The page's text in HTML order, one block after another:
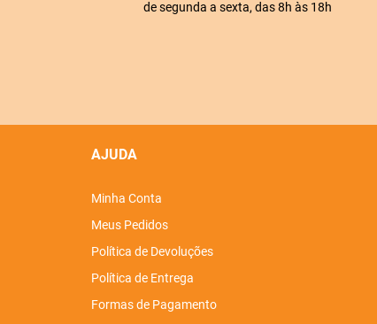
de segunda a sexta, das 8h às 18h
AJUDA
Minha Conta
Meus Pedidos
Política de Devoluções
Política de Entrega
Formas de Pagamento